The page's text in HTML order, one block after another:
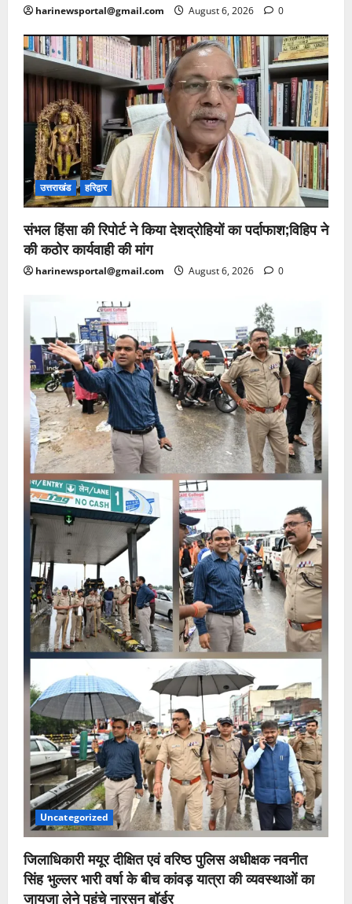
harinewsportal@gmail.com August 6, 2026 0
उत्तराखंड हरिद्वार
संभल हिंसा की रिपोर्ट ने किया देशद्रोहियों का पर्दाफाश;विहिप ने
की कठोर कार्यवाही की मांग
harinewsportal@gmail.com August 6, 2026 0
Uncategorized
जिलाधिकारी मयूर दीक्षित एवं वरिष्ठ पुलिस अधीक्षक नवनीत
सिंह भुल्लर भारी वर्षा के बीच कांवड़ यात्रा की व्यवस्थाओं का
जायजा लेने पहुंचे नारसन बॉर्डर